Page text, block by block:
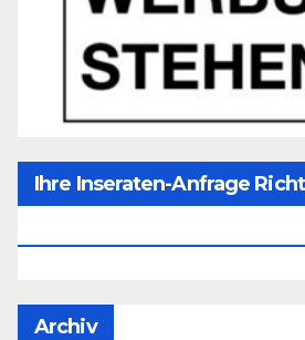
Ihre Inseraten-Anfrage
Archiv